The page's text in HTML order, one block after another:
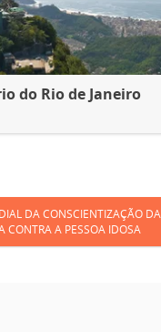
do Rio de Janeiro
DA CONSCIENTIZAÇÃO DA
CONTRA A PESSOA IDOSA